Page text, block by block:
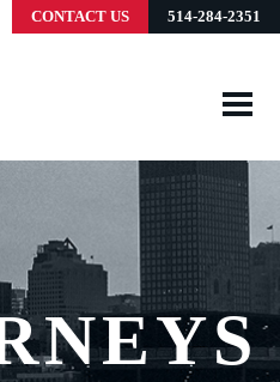
CONTACT US 514-284-2351